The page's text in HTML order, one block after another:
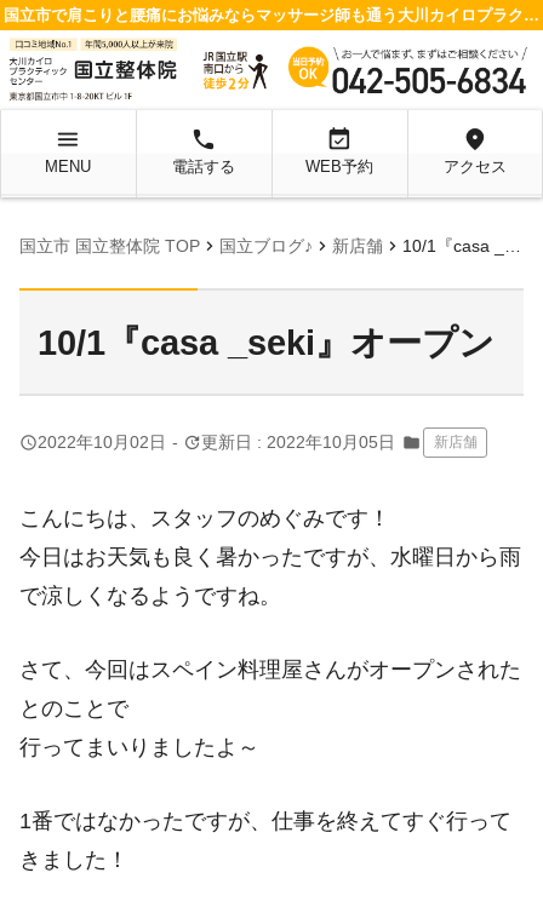
国立市で肩こりと腰痛にお悩みならマッサージ師も通う大川カイロプラクティックセンター 国立整体院へ
menu
MENU
local_phone
電話する
event_available
WEB予約
location_on
アクセス
国立市 国立整体院 TOP chevron_right 国立ブログ♪ chevron_right 新店舗 chevron_right 10/1『casa _seki』オープン
10/1『casa _seki』オープン
query_builder2022年10月02日 - update更新日 : 2022年10月05日 folder 新店舗
こんにちは、スタッフのめぐみです！
今日はお天気も良く暑かったですが、水曜日から雨
で涼しくなるようですね。
さて、今回はスペイン料理屋さんがオープンされた
とのことで
行ってまいりましたよ～
1番ではなかったですが、仕事を終えてすぐ行って
きました！